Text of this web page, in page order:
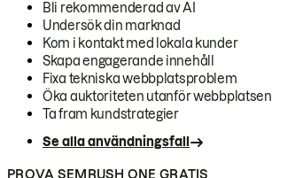
Bli rekommenderad av AI
Undersök din marknad
Kom i kontakt med lokala kunder
Skapa engagerande innehåll
Fixa tekniska webbplatsproblem
Öka auktoriteten utanför webbplatsen
Ta fram kundstrategier
Se alla användningsfall
PROVA SEMRUSH ONE GRATIS